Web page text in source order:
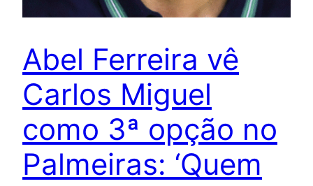
Abel Ferreira vê
Carlos Miguel
como 3ª opção no
Palmeiras: ‘Quem